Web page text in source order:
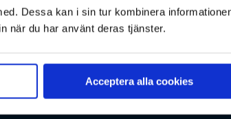
Dessa kan i sin tur kombinera
när du har använt deras tjänster.
Acceptera alla cookies